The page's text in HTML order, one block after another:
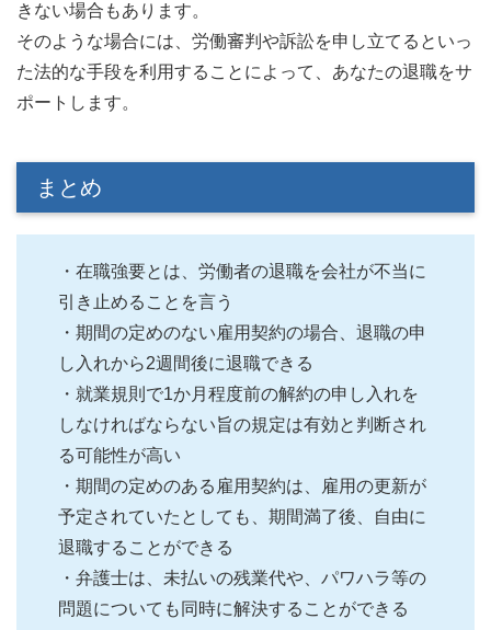
きない場合もあります。
そのような場合には、労働審判や訴訟を申し立てるといっ
た法的な手段を利用することによって、あなたの退職をサ
ポートします。
まとめ
・在職強要とは、労働者の退職を会社が不当に
引き止めることを言う
・期間の定めのない雇用契約の場合、退職の申
し入れから2週間後に退職できる
・就業規則で1か月程度前の解約の申し入れを
しなければならない旨の規定は有効と判断され
る可能性が高い
・期間の定めのある雇用契約は、雇用の更新が
予定されていたとしても、期間満了後、自由に
退職することができる
・弁護士は、未払いの残業代や、パワハラ等の
問題についても同時に解決することができる